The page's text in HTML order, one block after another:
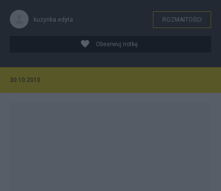
kuzynka.edyta ROZMAITOŚCI
Obserwuj notkę
30.10.2010